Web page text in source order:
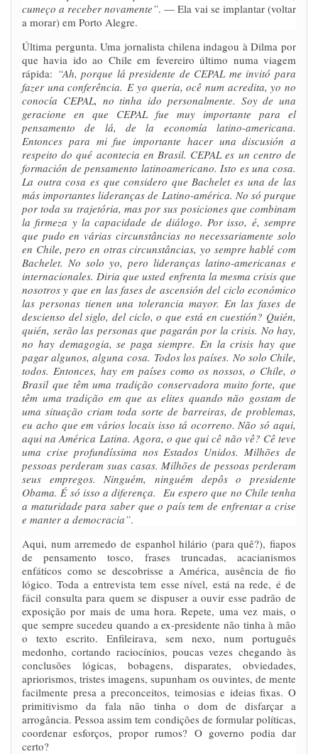
cumeço a receber novamente”. — Ela vai se implantar (voltar
a morar) em Porto Alegre.
Última pergunta. Uma jornalista chilena indagou à Dilma por
que havia ido ao Chile em fevereiro último numa viagem
rápida: “Ah, porque lá presidente de CEPAL me invitó para
fazer una conferência.E yo queria, ocê num acredita, yo no
conocía CEPAL, no tinha ido personalmente. Soy de una
geracione en que CEPAL fue muy importante para el
pensamento de lá, de la economía latino-americana.
Entonces para mi fue importante hacer una discusión a
respeito do qué acontecia en Brasil. CEPAL es un centro de
formación de pensamento latinoamericano. Isto es una cosa.
La outra cosa es que considero que Bachelet es una de las
más importantes lideranças de Latino-américa. No só purque
por toda su trajetória, mas por sus posiciones que combinam
la firmeza y la capacidade de diálogo. Por isso, é, sempre
que pudo en várias circunstâncias no necessariamente solo
en Chile, pero en otras circunstâncias, yo sempre hablé com
Bachelet. No solo yo, pero lideranças latino-americanas e
internacionales. Diria que usted enfrenta la mesma crisis que
nosotros y que en las fases de ascensión del ciclo económico
las personas tienen una tolerancia mayor. En las fases de
descienso del siglo, del ciclo, o que está en cuestión? Quién,
quién, serão las personas que pagarán por la crisis. No hay,
no hay demagogia, se paga siempre. En la crisis hay que
pagar algunos, alguna cosa. Todos los países. No solo Chile,
todos. Entonces, hay em países como os nossos, o Chile, o
Brasil que têm uma tradição conservadora muito forte, que
têm uma tradição em que as elites quando não gostam de
uma situação criam toda sorte de barreiras, de problemas,
eu acho que em vários locais isso tá ocorreno. Não só aqui,
aqui na América Latina. Agora, o que qui cê não vê? Cê teve
uma crise profundíssima nos Estados Unidos. Milhões de
pessoas perderam suas casas. Milhões de pessoas perderam
seus empregos. Ninguém, ninguém depôs o presidente
Obama. É só isso a diferença. Eu espero que no Chile tenha
a maturidade para saber que o país tem de enfrentar a crise
e manter a democracia”.
Aqui, num arremedo de espanhol hilário (para quê?), fiapos
de pensamento tosco, frases truncadas, acacianismos
enfáticos como se descobrisse a América, ausência de fio
lógico. Toda a entrevista tem esse nível, está na rede, é de
fácil consulta para quem se dispuser a ouvir esse padrão de
exposição por mais de uma hora. Repete, uma vez mais, o
que sempre sucedeu quando a ex-presidente não tinha à mão
o texto escrito. Enfileirava, sem nexo, num português
medonho, cortando raciocínios, poucas vezes chegando às
conclusões lógicas, bobagens, disparates, obviedades,
apriorismos, tristes imagens, supunham os ouvintes, de mente
facilmente presa a preconceitos, teimosias e ideias fixas. O
primitivismo da fala não tinha o dom de disfarçar a
arrogância. Pessoa assim tem condições de formular políticas,
coordenar esforços, propor rumos? O governo podia dar
certo?